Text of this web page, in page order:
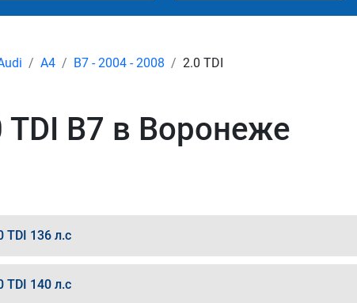
A4 B7 - 2004 - 2008 2.0 TDI
B7 в Воронеже
TDI 136 л.с
TDI 140 л.с